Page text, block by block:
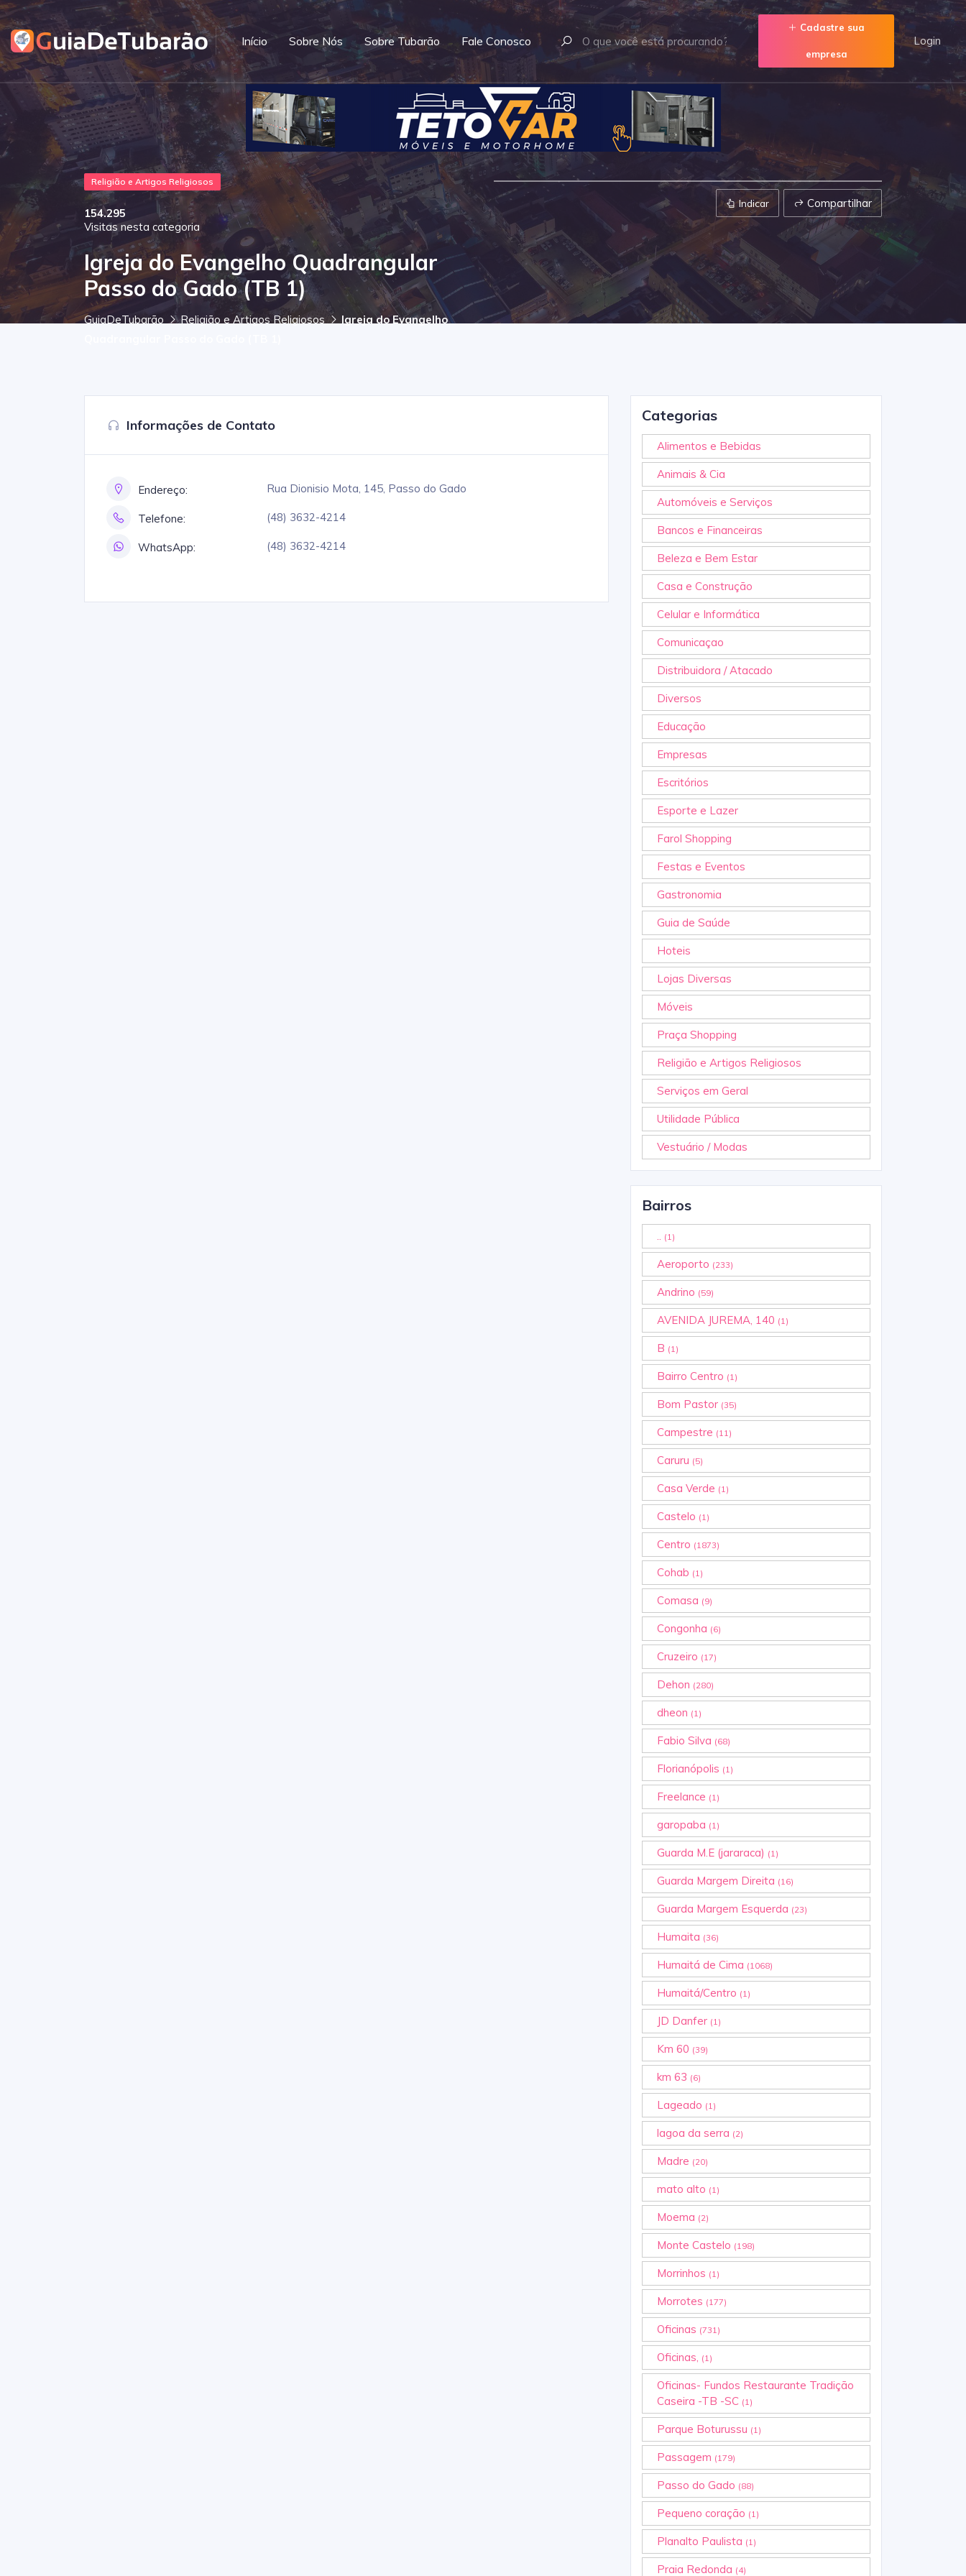
Início Sobre Nós Sobre Tubarão Fale Conosco
Cadastre sua
empresa
Login
Religião e Artigos Religiosos
154.295
Visitas nesta categoria
Igreja do Evangelho Quadrangular
Passo do Gado (TB 1)
GuiaDeTubarão Religião e Artigos Religiosos
Igreja do Evangelho
Indicar Compartilhar
Informações de Contato
Endereço: Rua Dionisio Mota, 145, Passo do Gado
Telefone: (48) 3632-4214
WhatsApp: (48) 3632-4214
Categorias
Alimentos e Bebidas
Animais & Cia
Automóveis e Serviços
Bancos e Financeiras
Beleza e Bem Estar
Casa e Construção
Celular e Informática
Comunicaçao
Distribuidora / Atacado
Diversos
Educação
Empresas
Escritórios
Esporte e Lazer
Farol Shopping
Festas e Eventos
Gastronomia
Guia de Saúde
Hoteis
Lojas Diversas
Móveis
Praça Shopping
Religião e Artigos Religiosos
Serviços em Geral
Utilidade Pública
Vestuário / Modas
Bairros
.. (1)
Aeroporto (233)
Andrino (59)
AVENIDA JUREMA, 140 (1)
B (1)
Bairro Centro (1)
Bom Pastor (35)
Campestre (11)
Caruru (5)
Casa Verde (1)
Castelo (1)
Centro (1873)
Cohab (1)
Comasa (9)
Congonha (6)
Cruzeiro (17)
Dehon (280)
dheon (1)
Fabio Silva (68)
Florianópolis (1)
Freelance (1)
garopaba (1)
Guarda M.E (jararaca) (1)
Guarda Margem Direita (16)
Guarda Margem Esquerda (23)
Humaita (36)
Humaitá de Cima (1068)
Humaitá/Centro (1)
JD Danfer (1)
Km 60 (39)
km 63 (6)
Lageado (1)
lagoa da serra (2)
Madre (20)
mato alto (1)
Moema (2)
Monte Castelo (198)
Morrinhos (1)
Morrotes (177)
Oficinas (731)
Oficinas, (1)
Oficinas- Fundos Restaurante Tradição
Caseira -TB -SC (1)
Parque Boturussu (1)
Passagem (179)
Passo do Gado (88)
Pequeno coração (1)
Planalto Paulista (1)
Praia Redonda (4)